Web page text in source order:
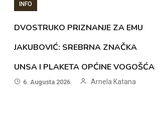
INFO
DVOSTRUKO PRIZNANJE ZA EMU
JAKUBOVIĆ: SREBRNA ZNAČKA
UNSA I PLAKETA OPĆINE VOGOŠĆA
6. Augusta 2026. Arnela Katana